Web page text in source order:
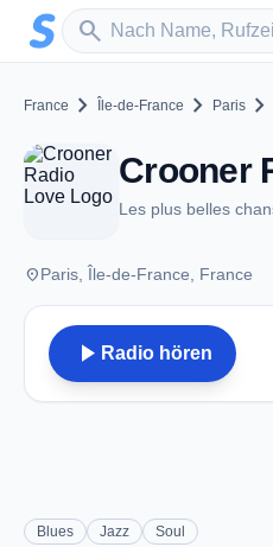
Zum Hauptinhalt springen
search
Sender suchen
France chevron_right Île-de-France chevron_right Paris chevron_right
placeParis, Île-de-France, France
play_arrow Radio hören
Blues Jazz Soul